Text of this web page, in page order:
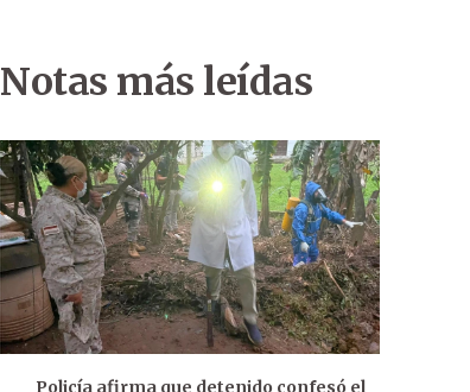
Notas más leídas
Policía afirma que detenido confesó el